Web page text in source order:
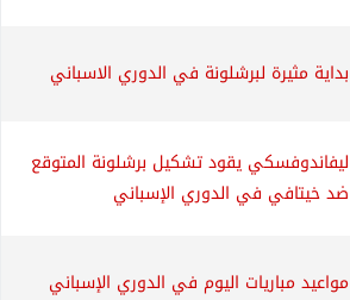
بداية مثيرة لبرشلونة في الدوري الاسباني
ليفاندوفسكي يقود تشكيل برشلونة المتوقع
ضد خيتافي في الدوري الإسباني
مواعيد مباريات اليوم في الدوري الإسباني